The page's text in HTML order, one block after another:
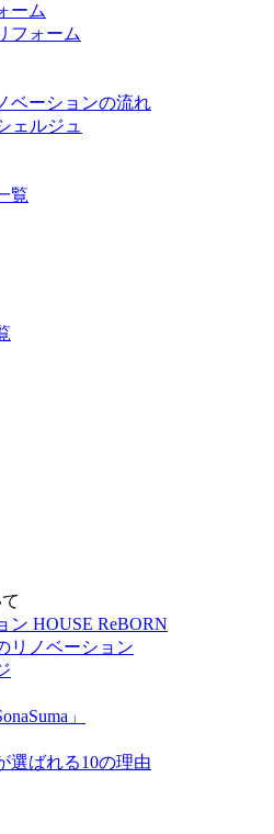
ーム
フォーム
ベーションの流れ
ェルジュ
覧
ン HOUSE ReBORN
リノベーション
」
選ばれる10の理由